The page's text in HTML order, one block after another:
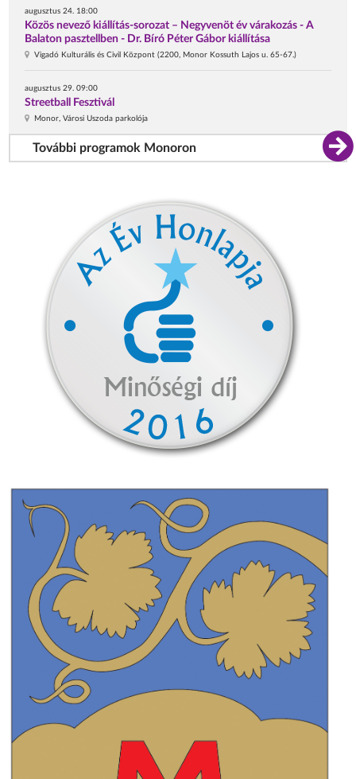
augusztus 24. 18:00
Közös nevező kiállítás-sorozat – Negyvenöt év várakozás - A
Balaton pasztellben - Dr. Bíró Péter Gábor kiállítása
Vigadó Kulturális és Civil Központ (2200, Monor Kossuth Lajos u. 65-67.)
augusztus 29. 09:00
Streetball Fesztivál
Monor, Városi Uszoda parkolója
További programok Monoron